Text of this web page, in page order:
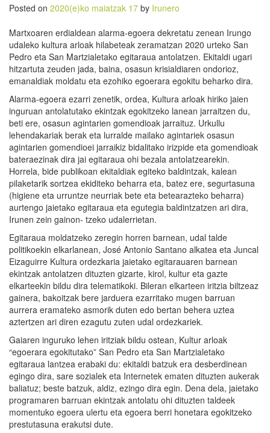
Posted on 2020(e)ko maiatzak 17 by Irunero
Martxoaren erdialdean alarma-egoera dekretatu zenean Irungo
udaleko kultura arloak hilabeteak zeramatzan 2020 urteko San
Pedro eta San Martzialetako egitaraua antolatzen. Ekitaldi ugari
hitzartuta zeuden jada, baina, osasun krisialdiaren ondorioz,
emanaldiak moldatu eta ezohiko egoerara egokitu beharko dira.
Alarma-egoera ezarri zenetik, ordea, Kultura arloak hiriko jaien
inguruan antolatutako ekintzak egokitzeko lanean jarraitzen du,
beti ere, osasun agintarien gomendioak jarraituz. Urkullu
lehendakariak berak eta lurralde mailako agintariek osasun
agintarien gomendioei jarraikiz bidalitako irizpide eta gomendioak
bateraezinak dira jai egitaraua ohi bezala antolatzearekin.
Horrela, bide publikoan ekitaldiak egiteko baldintzak, kalean
pilaketarik sortzea ekiditeko beharra eta, batez ere, segurtasuna
(higiene eta urruntze neurriak bete eta betearazteko beharra)
aurtengo jaietako egitaraua eta egutegia baldintzatzen ari dira,
Irunen zein gainon- tzeko udalerrietan.
Egitaraua moldatzeko zeregin horren barnean, udal talde
politikoekin elkarlanean, José Antonio Santano alkatea eta Juncal
Eizaguirre Kultura ordezkaria jaietako egitarauaren barnean
ekintzak antolatzen dituzten gizarte, kirol, kultur eta gazte
elkarteekin bildu dira telematikoki. Bileran elkarteen iritzia biltzeaz
gainera, bakoitzak bere jarduera ezarritako mugen barruan
aurrera eramateko asmorik duten edo bertan behera uztea
aztertzen ari diren ezagutu zuten udal ordezkariek.
Gaiaren inguruko lehen iritziak bildu ostean, Kultur arloak
“egoerara egokitutako” San Pedro eta San Martzialetako
egitaraua lantzea erabaki du: ekitaldi batzuk era desberdinean
egingo dira, sare sozialek eta Internetek ematen dituzten aukerak
baliatuz; beste batzuk, aldiz, ezingo dira egin. Dena dela, jaietako
programaren barruan ekintzak antolatu ohi dituzten taldeek
momentuko egoera ulertu eta egoera berri honetara egokitzeko
prestutasuna erakutsi dute.